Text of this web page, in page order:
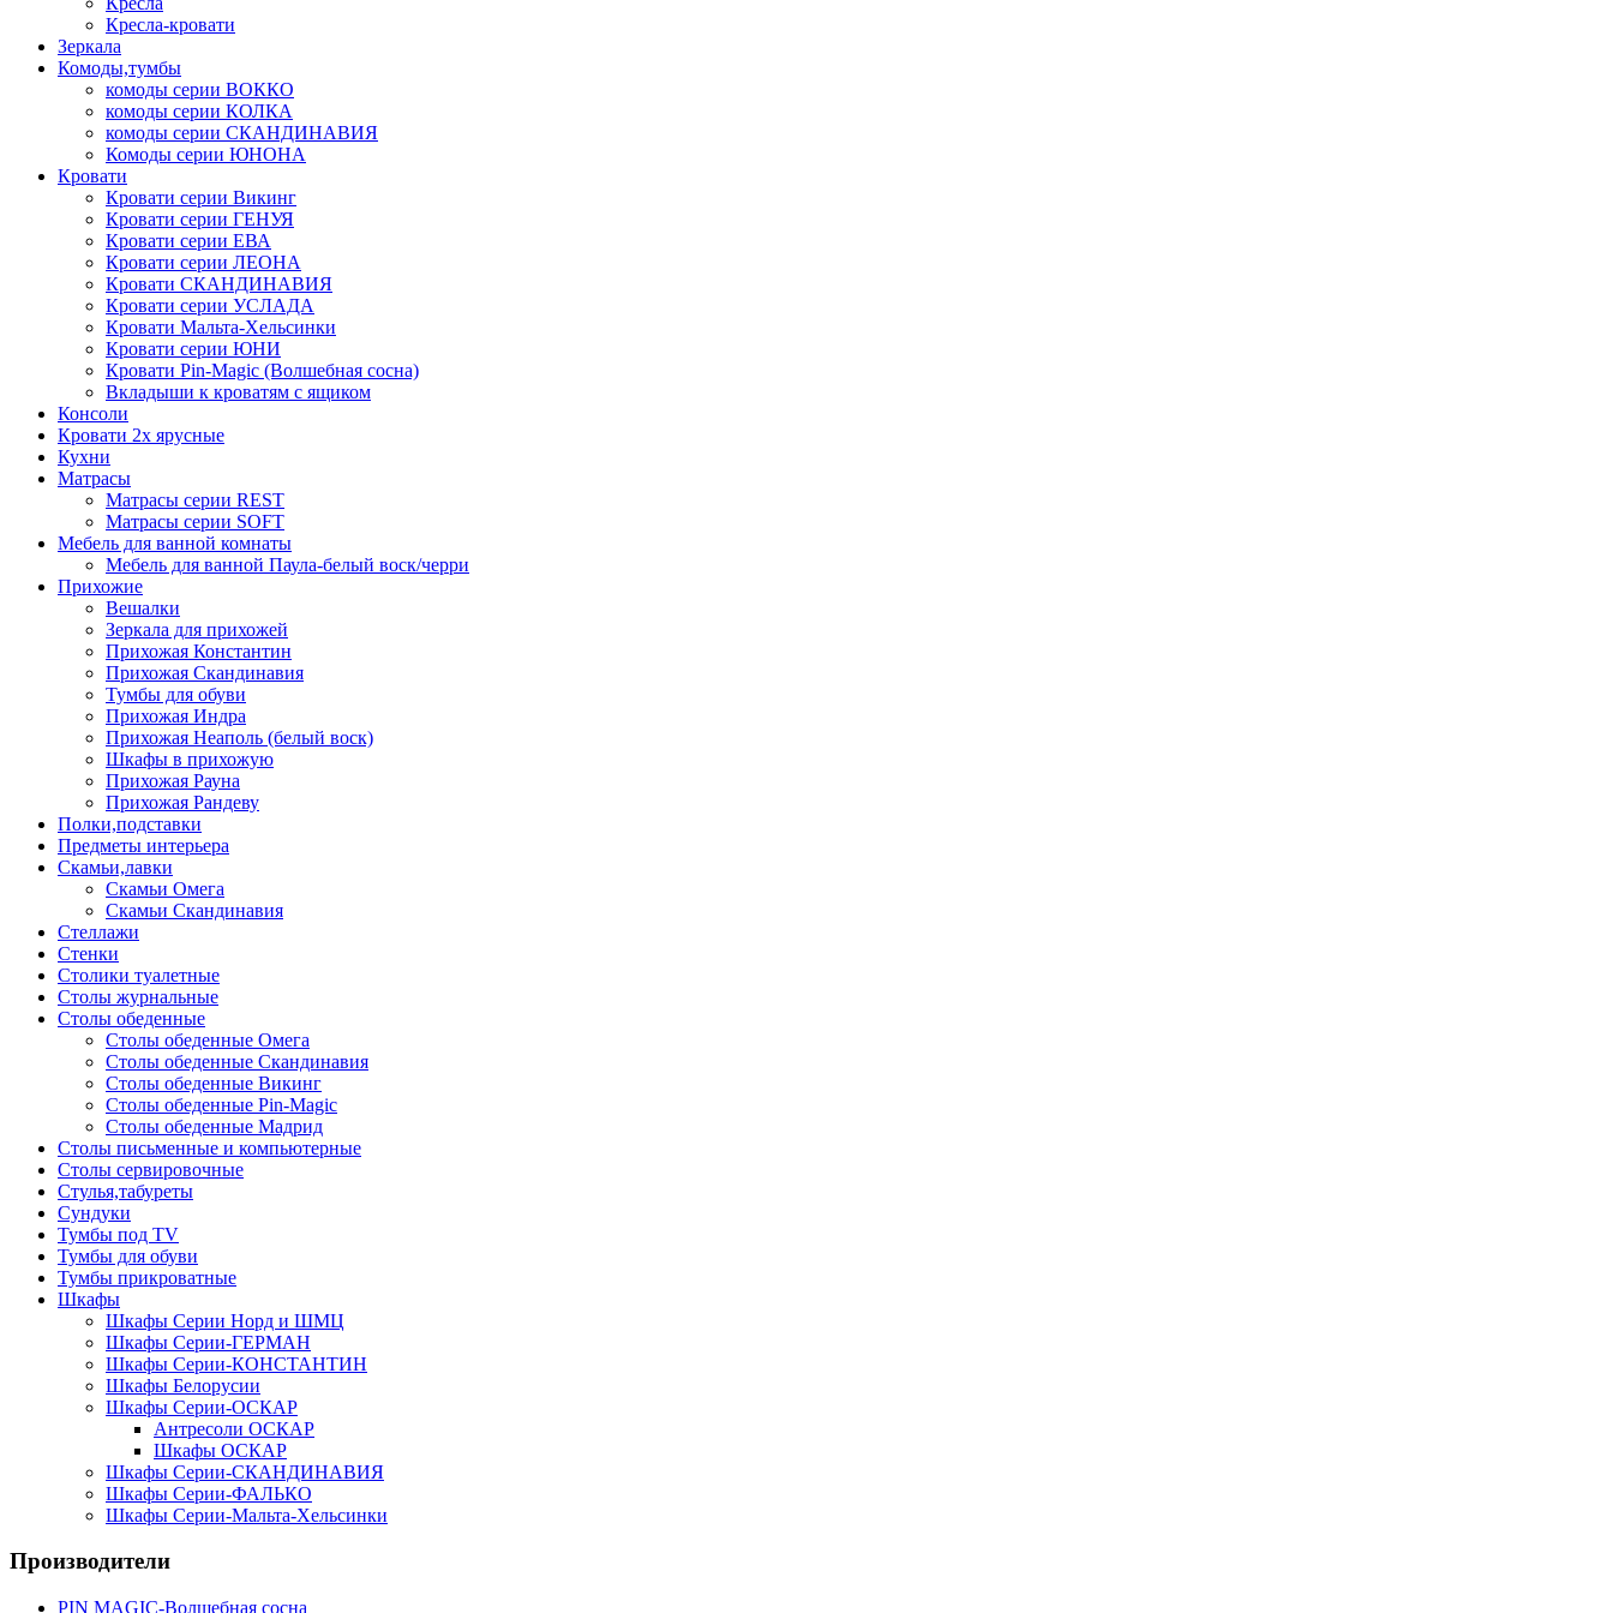
Кресла-кровати
Зеркала
Комоды,тумбы
комоды серии ВОККО
комоды серии КОЛКА
комоды серии СКАНДИНАВИЯ
Комоды серии ЮНОНА
Кровати
Кровати серии Викинг
Кровати серии ГЕНУЯ
Кровати серии ЕВА
Кровати серии ЛЕОНА
Кровати СКАНДИНАВИЯ
Кровати серии УСЛАДА
Кровати Мальта-Хельсинки
Кровати серии ЮНИ
Кровати Pin-Magic (Волшебная сосна)
Вкладыши к кроватям с ящиком
Консоли
Кровати 2х ярусные
Кухни
Матрасы
Матрасы серии REST
Матрасы серии SOFT
Мебель для ванной комнаты
Мебель для ванной Паула-белый воск/черри
Прихожие
Вешалки
Зеркала для прихожей
Прихожая Константин
Прихожая Скандинавия
Тумбы для обуви
Прихожая Индра
Прихожая Неаполь (белый воск)
Шкафы в прихожую
Прихожая Рауна
Прихожая Рандеву
Полки,подставки
Предметы интерьера
Скамьи,лавки
Скамьи Омега
Скамьи Скандинавия
Стеллажи
Стенки
Столики туалетные
Столы журнальные
Столы обеденные
Столы обеденные Омега
Столы обеденные Скандинавия
Столы обеденные Викинг
Столы обеденные Pin-Magic
Столы обеденные Мадрид
Столы письменные и компьютерные
Столы сервировочные
Стулья,табуреты
Сундуки
Тумбы под TV
Тумбы для обуви
Тумбы прикроватные
Шкафы
Шкафы Серии Норд и ШМЦ
Шкафы Серии-ГЕРМАН
Шкафы Серии-КОНСТАНТИН
Шкафы Белорусии
Шкафы Серии-ОСКАР
Антресоли ОСКАР
Шкафы ОСКАР
Шкафы Серии-СКАНДИНАВИЯ
Шкафы Серии-ФАЛЬКО
Шкафы Серии-Мальта-Хельсинки
Производители
PIN MAGIС-Волшебная сосна